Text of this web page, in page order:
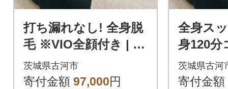
打ち漏れなし! 全身脱
毛 ※VIO全顔付き | 全
身 脱毛 エステ サロン
ギフト 贈答 _FL01
茨城県古河市
寄付金額 97,000円
全身ス
身120分
テ サロ
茨城県
茨城県古河
寄付金額